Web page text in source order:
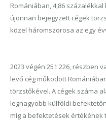
Romániában, 4,86
újonnan bejegyzett cégek
közel háromszorosa az egy
2023 végén 251 226, részben
levő cég működött
törzstőkével. A cégek száma
legnagyobb külföldi
míg a befektetések értékének